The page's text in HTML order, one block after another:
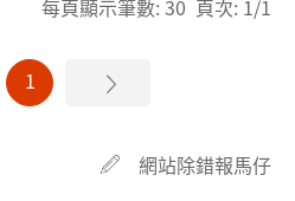
每頁顯示筆數: 30 頁次: 1/1
1
網站除錯報馬仔